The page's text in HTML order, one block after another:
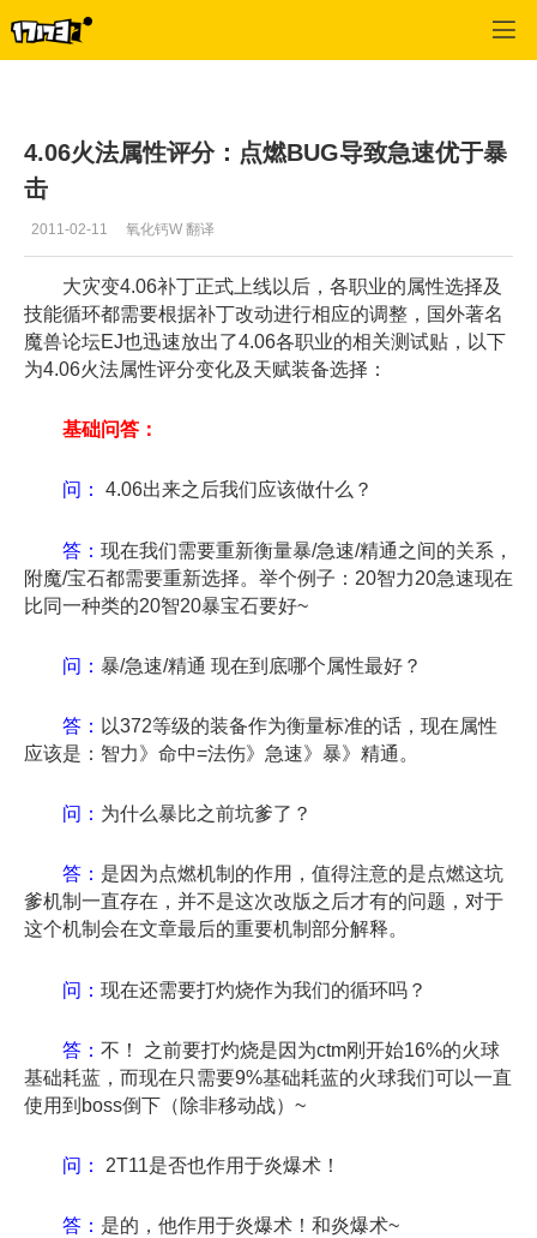
4.06火法属性评分：点燃BUG导致急速优于暴
击
2011-02-11 氧化钙W 翻译
大灾变4.06补丁正式上线以后，各职业的属性选择及
技能循环都需要根据补丁改动进行相应的调整，国外著名
魔兽论坛EJ也迅速放出了4.06各职业的相关测试贴，以下
为4.06火法属性评分变化及天赋装备选择：
基础问答：
问： 4.06出来之后我们应该做什么？
答： 现在我们需要重新衡量暴/急速/精通之间的关系，
附魔/宝石都需要重新选择。举个例子：20智力20急速现在
比同一种类的20智20暴宝石要好~
问： 暴/急速/精通 现在到底哪个属性最好？
答： 以372等级的装备作为衡量标准的话，现在属性
应该是：智力》命中=法伤》急速》暴》精通。
问： 为什么暴比之前坑爹了？
答： 是因为点燃机制的作用，值得注意的是点燃这坑
爹机制一直存在，并不是这次改版之后才有的问题，对于
这个机制会在文章最后的重要机制部分解释。
问： 现在还需要打灼烧作为我们的循环吗？
答： 不！ 之前要打灼烧是因为ctm刚开始16%的火球
基础耗蓝，而现在只需要9%基础耗蓝的火球我们可以一直
使用到boss倒下（除非移动战）~
问： 2T11是否也作用于炎爆术！
答： 是的，他作用于炎爆术！和炎爆术~